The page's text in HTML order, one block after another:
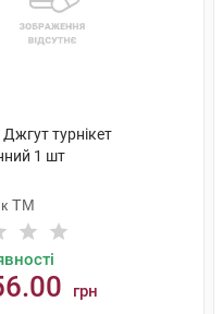
турнікет
1 шт
ТМ
грн